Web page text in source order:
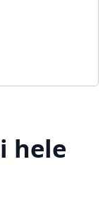
hele